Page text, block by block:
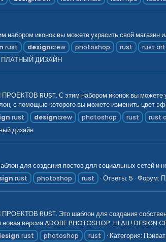
иконок вы можете украсить свой магазин
rust designcrew photoshop rust rust art
ПЛАТНЫЙ ДИЗАЙН
RUST. С этим набором иконок вы можете
с помощью которого вы можете изменить цвет
rust designcrew photoshop rust rust
дизайн
для создания постов для социальных сетей и
rust photoshop rust Ответы: 5 Форум:
RUST. Это шаблон для создания
версия ADOBE PHOTOSHOP. HI ALL! DESIGN
rust photoshop rust Категория: